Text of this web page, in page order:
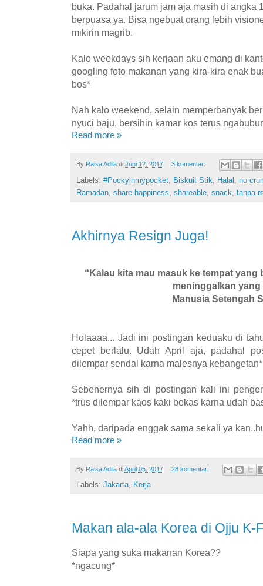
buka. Padahal jarum jam aja masih di angka
berpuasa ya. Bisa ngebuat orang lebih
mikirin magrib.
Kalo weekdays sih kerjaan aku emang di
googling foto makanan yang kira-kira enak
bos*
Nah kalo weekend, selain memperbanyak
nyuci baju, bersihin kamar kos terus
Read more »
By Raisa Adila di Juni 12, 2017 3 komentar:
Labels: #Pockyinmypocket Biskuit Stik Halal
no
Ramadan share happiness shareable snack tanpa
Akhirnya Resign Juga!
“Kalau kita mau masuk ke tempat
meninggalkan yang
Manusia Setengah
Holaaaa... Jadi ini postingan keduaku di
cepet berlalu. Udah April aja, padahal
dilempar sendal karna malesnya
Sebenernya sih di postingan kali ini
*trus dilempar kaos kaki bekas karna udah
Yahh, daripada enggak sama sekali ya
Read more »
By Raisa Adila diApril 05, 2017 28 komentar:
Labels: Jakarta, Kerja
Makan ala-ala Korea di Ojju K-
Siapa yang suka makanan Korea??
*ngacung*